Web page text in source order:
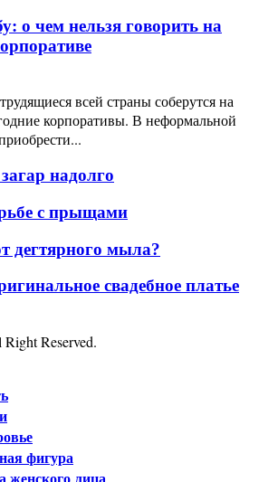
о чем нельзя говорить на
всей страны соберутся на
корпоративы. В неформальной
надолго
с прыщами
дегтярного мыла?
свадебное платье
Reserved.
фигура